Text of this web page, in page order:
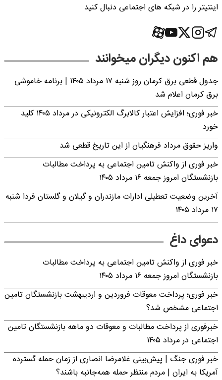
شبکه های اجتماعی دنبال کنید
دیگران میخوانند
جدول قطعی برق کرمان روز شنبه ۱۷ مرداد ۱۴۰۵ | برنامه خاموشی
شد
خبر فوری؛ افزایش اعتبار کالابرگ الکترونیکی در مرداد ۱۴۰۵ کلید
فرهنگیان از این تاریخ قطعی شد
واکنش تامین اجتماعی به پرداخت مطالبات
۱۶ مرداد ۱۴۰۵
تعطیلی ادارات مازندران و گیلان و گلستان فردا شنبه
واکنش تامین اجتماعی به پرداخت مطالبات
۱۶ مرداد ۱۴۰۵
معوقات فروردین و اردیبهشت بازنشستگان تامین
شد؟
مطالبات و معوقات دو ماهه بازنشستگان تامین
۱۴۰۵
| پیش‌بینی غلامرضا انصاری از زمان حمله گسترده
| مردم منتظر حمله همه‌جانبه باشند؟